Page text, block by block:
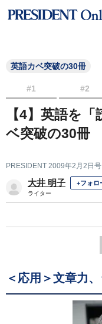
英語カベ突破の30冊
#1 #2
【4】英語を
ベ突破の30冊
PRESIDENT 2009年2月2日号
大井 明子 +フォロ
ライター
＜応用＞文章力